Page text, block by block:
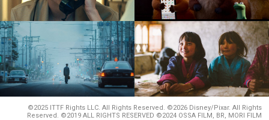
©2025 ITTF Rights LLC. All Rights Reserved. ©2026 Disney/Pixar. All Rights
Reserved. ©2019 ALL RIGHTS RESERVED ©2024 OSSA FILM, BR, MORI FILM